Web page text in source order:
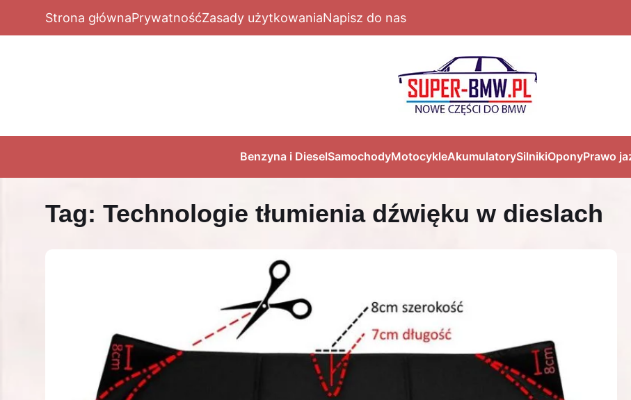
Strona głównaPrywatnośćZasady użytkowaniaNapisz do nas
Benzyna i DieselSamochodyMotocykleAkumulatorySilnikiOponyPrawo
Tag: Technologie tłumienia dźwięku w dieslach